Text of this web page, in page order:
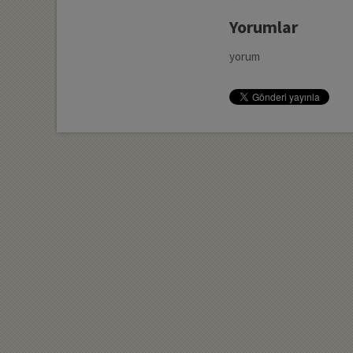
Yorumlar
yorum